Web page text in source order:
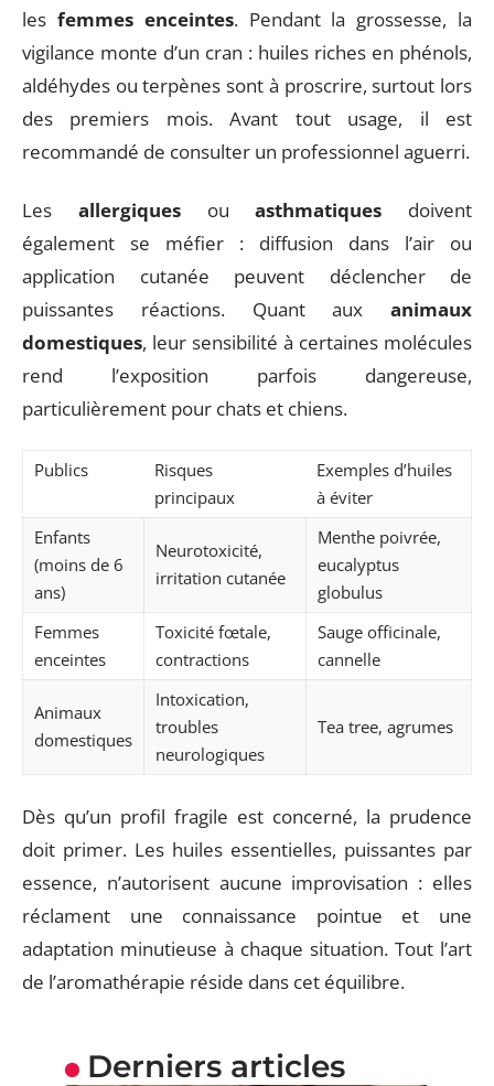
les femmes enceintes. Pendant la grossesse, la
vigilance monte d’un cran : huiles riches en phénols,
aldéhydes ou terpènes sont à proscrire, surtout lors
des premiers mois. Avant tout usage, il est
recommandé de consulter un professionnel aguerri.
Les allergiquesouasthmatiques doivent
également se méfier : diffusion dans l’air ou
application cutanée peuvent déclencher de
puissantes réactions. Quant aux animaux
domestiques, leur sensibilité à certaines molécules
rend l’exposition parfois dangereuse,
particulièrement pour chats et chiens.
Publics
Risques
principaux
Exemples d’huiles
à éviter
Enfants
(moins de 6
ans)
Neurotoxicité,
irritation cutanée
Menthe poivrée,
eucalyptus
globulus
Femmes
enceintes
Toxicité fœtale,
contractions
Sauge officinale,
cannelle
Animaux
domestiques
Intoxication,
troubles
neurologiques
Tea tree, agrumes
Dès qu’un profil fragile est concerné, la prudence
doit primer. Les huiles essentielles, puissantes par
essence, n’autorisent aucune improvisation : elles
réclament une connaissance pointue et une
adaptation minutieuse à chaque situation. Tout l’art
de l’aromathérapie réside dans cet équilibre.
Derniers articles